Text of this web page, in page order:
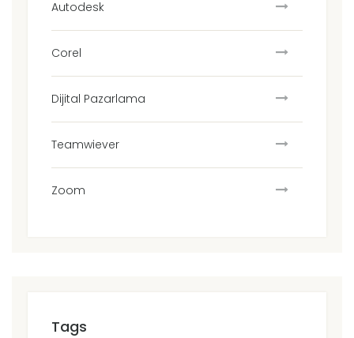
Autodesk
Corel
Dijital Pazarlama
Teamwiever
Zoom
Tags